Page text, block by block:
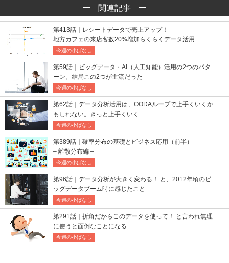
関連記事
第413話｜レシートデータで売上アップ！
地方カフェの来店客数20%増加らくらくデータ活用
今週の小ばなし
第59話｜ビッグデータ・AI（人工知能）活用の2つのパタ
ーン。結局この2つが主流だった
今週の小ばなし
第62話｜データ分析活用は、OODAループで上手くいくか
もしれない。きっと上手くいく
今週の小ばなし
第389話｜確率分布の基礎とビジネス応用（前半）
– 離散分布編 –
今週の小ばなし
第96話｜データ分析が大きく変わる！ と、2012年頃のビ
ッグデータブーム時に感じたこと
今週の小ばなし
第291話｜折角だからこのデータを使って！ と言われ無理
に使うと面倒なことになる
今週の小ばなし